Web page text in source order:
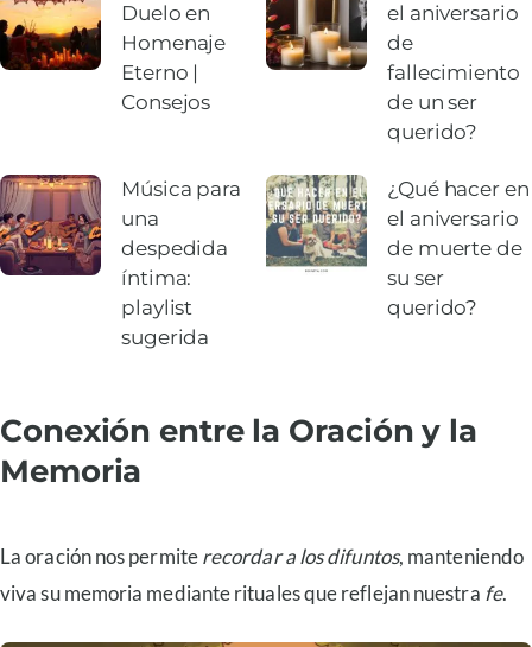
Duelo en
Homenaje
Eterno |
Consejos
el aniversario
de
fallecimiento
de un ser
querido?
Música para
una
despedida
íntima:
playlist
sugerida
¿Qué hacer en
el aniversario
de muerte de
su ser
querido?
Conexión entre la Oración y la
Memoria
La oración nos permiterecordar a los difuntos, manteniendo
viva su memoria mediante rituales que reflejan nuestra fe.